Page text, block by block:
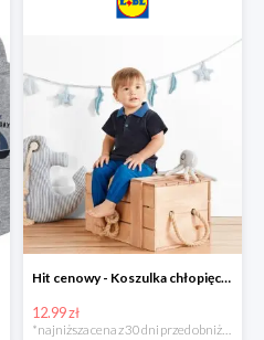
Hit cenowy - Koszulka chłopięca polo
12.99 zł
*najniższa cena z 30 dni przed obniżką